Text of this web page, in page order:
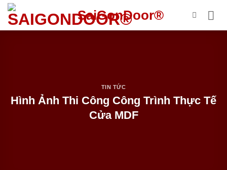
Bỏ
qua
nội
SaiGonDoor®
TIN TỨC
Hình Ảnh Thi Công Công Trình Thực Tế
Cửa MDF